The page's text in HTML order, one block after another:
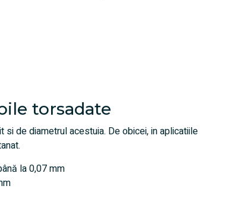
torsadate
de diametrul acestuia. De obicei, in aplicatiile
la 0,07 mm